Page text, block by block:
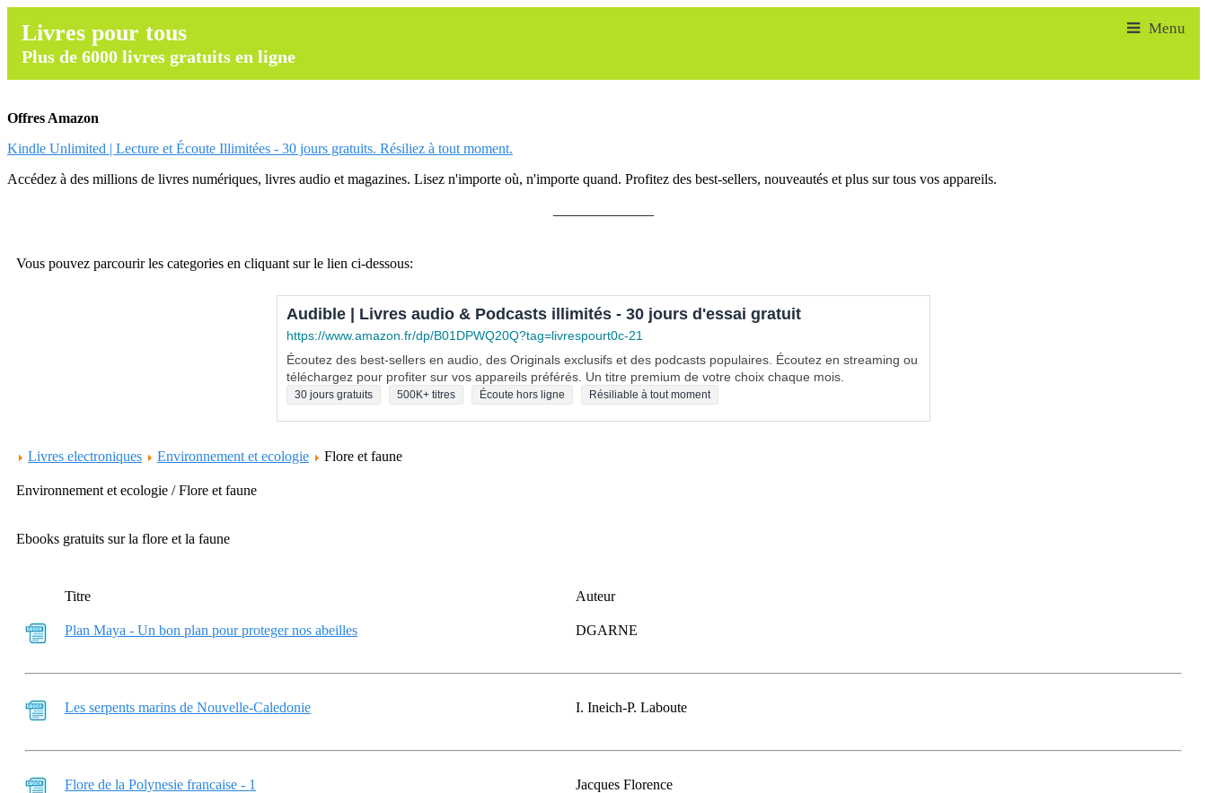
Livres pour tous
Plus de 6000 livres gratuits en ligne
Offres Amazon
Kindle Unlimited | Lecture et Écoute Illimitées - 30 jours gratuits. Résiliez à tout moment.
Accédez à des millions de livres numériques, livres audio et magazines. Lisez n'importe où, n'importe quand. Profitez des best-sellers, nouveautés et plus sur tous vos appareils.
Vous pouvez parcourir les categories en cliquant sur le lien ci-dessous:
Audible | Livres audio & Podcasts illimités - 30 jours d'essai gratuit
https://www.amazon.fr/dp/B01DPWQ20Q?tag=livrespourt0c-21
Écoutez des best-sellers en audio, des Originals exclusifs et des podcasts populaires. Écoutez en streaming ou
téléchargez pour profiter sur vos appareils préférés. Un titre premium de votre choix chaque mois.
30 jours gratuits 500K+ titres Écoute hors ligne Résiliable à tout moment
Livres electroniques Environnement et ecologie Flore et faune
Environnement et ecologie / Flore et faune
Ebooks gratuits sur la flore et la faune
Titre Auteur
Plan Maya - Un bon plan pour proteger nos abeilles DGARNE
Les serpents marins de Nouvelle-Caledonie I. Ineich-P. Laboute
Flore de la Polynesie francaise - 1 Jacques Florence